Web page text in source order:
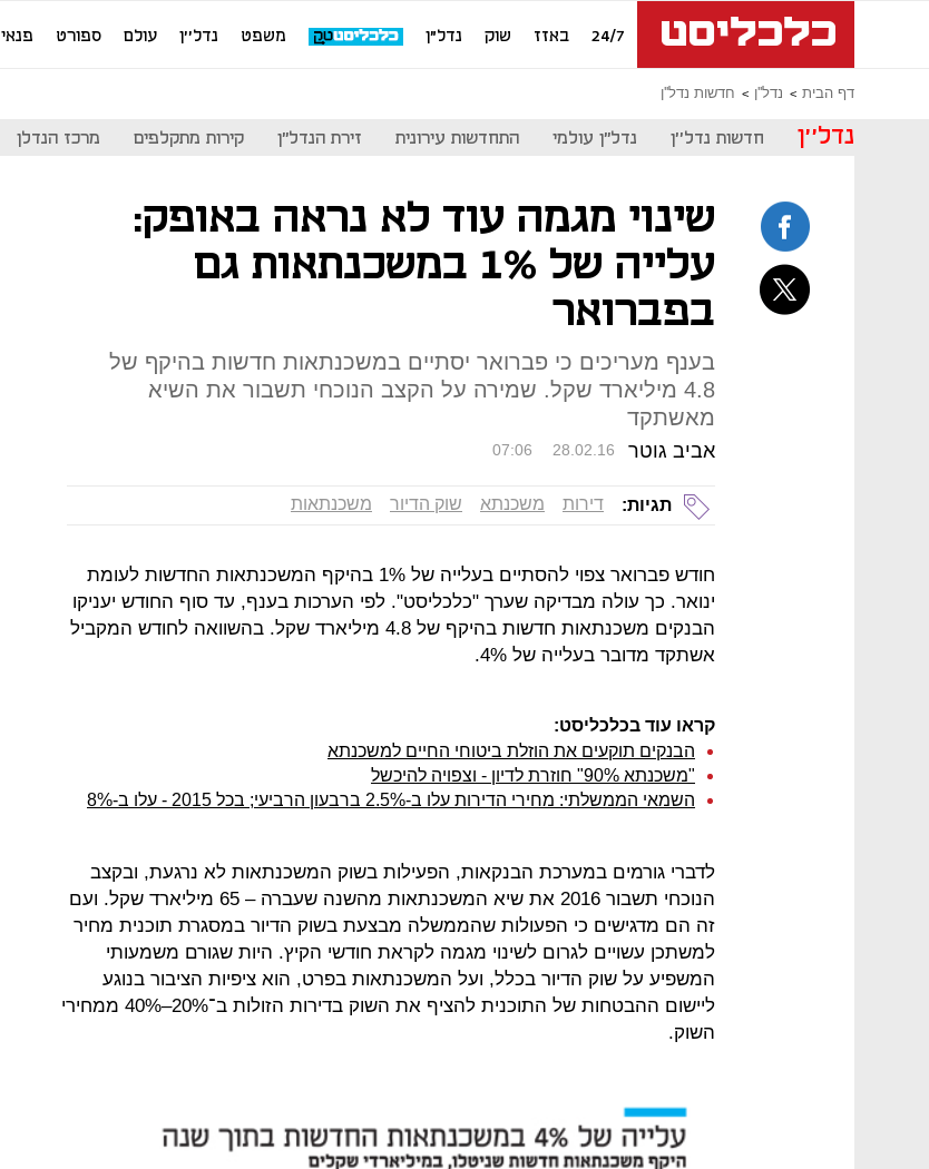
24/7 באזז שוק נדל"ן משפט נדל''ן עולם ספורט פנאי
דף הבית נדל''ן חדשות נדל''ן
נדל''ן חדשות נדל''ן נדל"ן עולמי התחדשות עירונית זירת הנדל"ן קירות מתקלפים מרכז הנדלן
שינוי מגמה עוד לא נראה באופק:
עלייה של 1% במשכנתאות גם
בפברואר
בענף מעריכים כי פברואר יסתיים במשכנתאות חדשות בהיקף של
4.8 מיליארד שקל. שמירה על הקצב הנוכחי תשבור את השיא
מאשתקד
אביב גוטר 07:06 28.02.16
תגיות: דירות משכנתא שוק הדיור משכנתאות
חודש פברואר צפוי להסתיים בעלייה של 1% בהיקף המשכנתאות החדשות לעומת
ינואר. כך עולה מבדיקה שערך "כלכליסט". לפי הערכות בענף, עד סוף החודש יעניקו
הבנקים משכנתאות חדשות בהיקף של 4.8 מיליארד שקל. בהשוואה לחודש המקביל
אשתקד מדובר בעלייה של 4%.
קראו עוד בכלכליסט:
הבנקים תוקעים את הוזלת ביטוחי החיים למשכנתא
"משכנתא 90%" חוזרת לדיון - וצפויה להיכשל
השמאי הממשלתי: מחירי הדירות עלו ב-2.5% ברבעון הרביעי; בכל 2015 - עלו ב-8%
לדברי גורמים במערכת הבנקאות, הפעילות בשוק המשכנתאות לא נרגעת, ובקצב
הנוכחי תשבור 2016 את שיא המשכנתאות מהשנה שעברה – 65 מיליארד שקל. ועם
זה הם מדגישים כי הפעולות שהממשלה מבצעת בשוק הדיור במסגרת תוכנית מחיר
למשתכן עשויים לגרום לשינוי מגמה לקראת חודשי הקיץ. היות שגורם משמעותי
המשפיע על שוק הדיור בכלל, ועל המשכנתאות בפרט, הוא ציפיות הציבור בנוגע
ליישום ההבטחות של התוכנית להציף את השוק בדירות הזולות ב־20%–40% ממחירי
השוק.